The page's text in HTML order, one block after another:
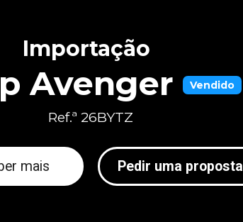
Importação
Avenger Vendido
Ref.ª 26BYTZ
mais Pedir uma proposta